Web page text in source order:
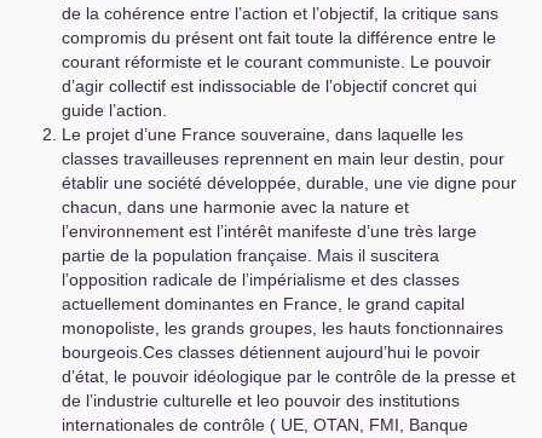
de la cohérence entre l’action et l’objectif, la critique sans
compromis du présent ont fait toute la différence entre le
courant réformiste et le courant communiste. Le pouvoir
d’agir collectif est indissociable de l’objectif concret qui
guide l’action.
Le projet d’une France souveraine, dans laquelle les
classes travailleuses reprennent en main leur destin, pour
établir une société développée, durable, une vie digne pour
chacun, dans une harmonie avec la nature et
l’environnement est l’intérêt manifeste d’une très large
partie de la population française. Mais il suscitera
l’opposition radicale de l’impérialisme et des classes
actuellement dominantes en France, le grand capital
monopoliste, les grands groupes, les hauts fonctionnaires
bourgeois.Ces classes détiennent aujourd’hui le povoir
d’état, le pouvoir idéologique par le contrôle de la presse et
de l’industrie culturelle et leo pouvoir des institutions
internationales de contrôle ( UE OTAN FMI , Banque